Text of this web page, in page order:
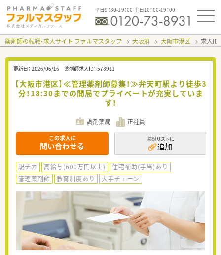
平日9：30-19：00 土日10：00-19：00
薬剤師の転職・求人サイト ファルマスタッフ 大阪府 大阪市港区 求人ID
更新日： 2026/06/16 薬剤師求人ID： 578911
【大阪市港区】≪管理薬剤師募集！≫弁天町駅より徒歩3
分！18:30までの開局でプライベートが充実していま
す！
調剤薬局 正社員
この求人に
問い合わせる
検討リストに
追加
駅チカ 高給与(600万円以上)
住宅補助(手当)あり
管理薬剤師
教育制度あり 大手チェーン